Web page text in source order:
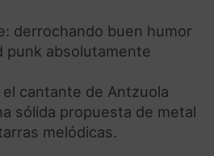
derrochando buen humor
punk absolutamente
el cantante de Antzuola
sólida propuesta de metal
melódicas.